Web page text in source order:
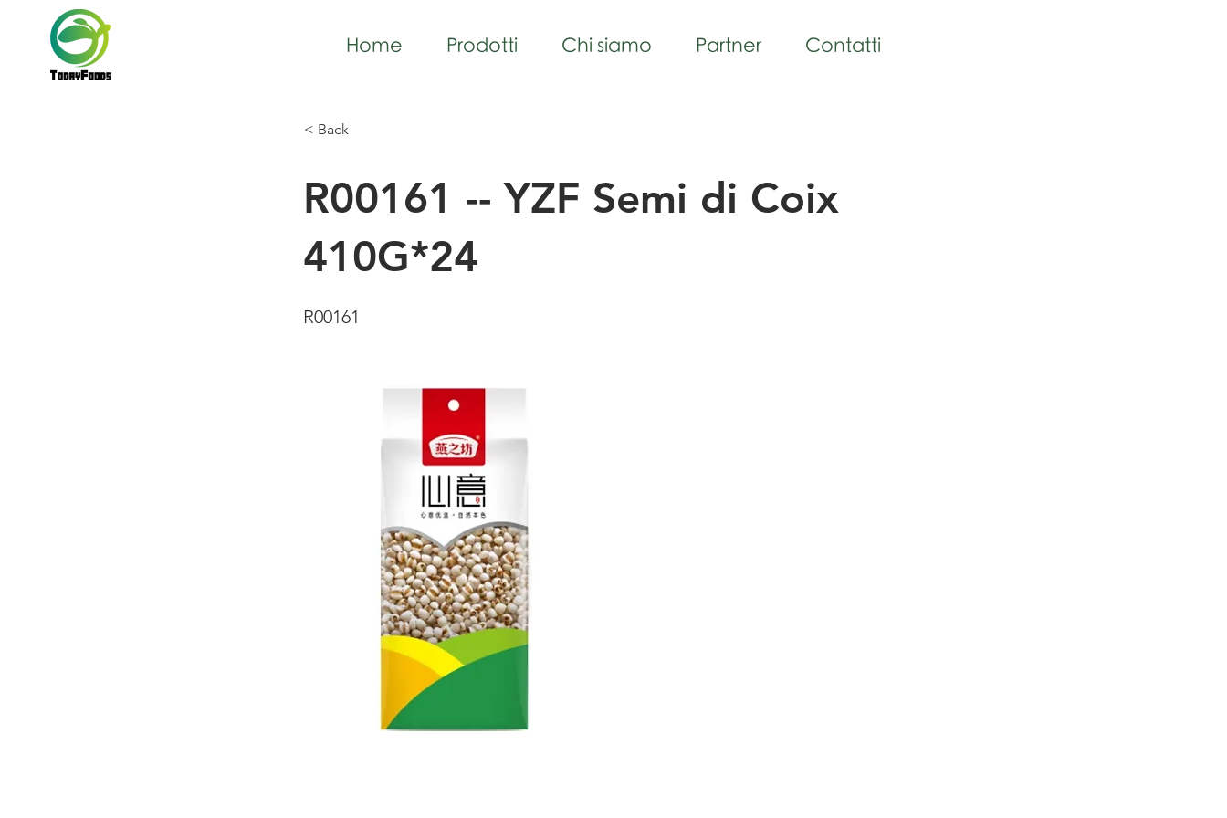
Home Prodotti Chi siamo Partner Contatti
< Back
R00161 -- YZF Semi di Coix
410G*24
R00161